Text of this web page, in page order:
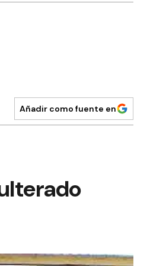
Añadir como fuente en